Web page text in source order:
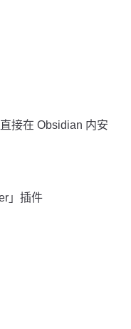
接在 Obsidian 内安
」插件